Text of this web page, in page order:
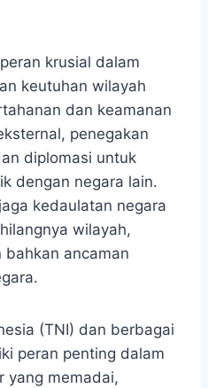
krusial dalam
keutuhan wilayah
dan keamanan
penegakan
diplomasi untuk
dengan negara lain.
kedaulatan negara
wilayah,
bahkan ancaman
(TNI) dan berbagai
peran penting dalam
yang memadai,